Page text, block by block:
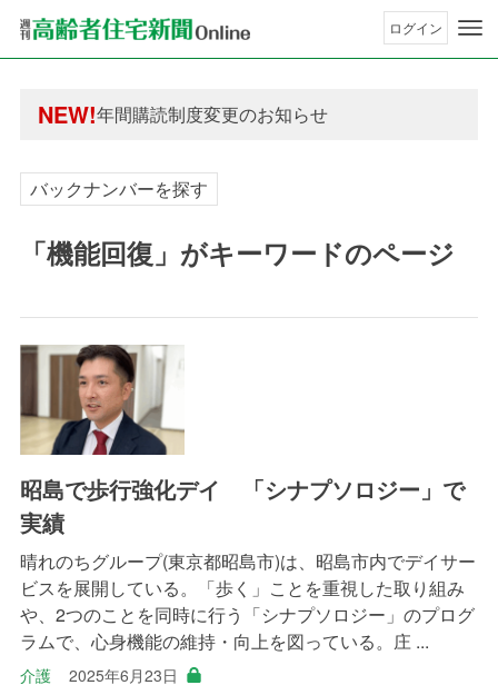
ログイン
NEW!
年間購読制度変更のお知らせ
高齢者住宅新聞 無料会員の皆様へ閲覧本数変更
バックナンバーを探す
「機能回復」がキーワードのページ
昭島で歩行強化デイ 「シナプソロジー」で
実績
晴れのちグループ(東京都昭島市)は、昭島市内でデイサー
ビスを展開している。「歩く」ことを重視した取り組み
や、2つのことを同時に行う「シナプソロジー」のプログ
ラムで、心身機能の維持・向上を図っている。庄 ...
介護 2025年6月23日